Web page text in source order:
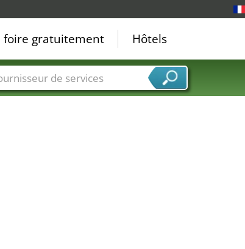
foire gratuitement Hôtels
de services